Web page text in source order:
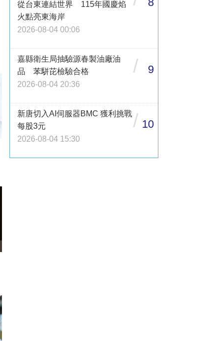
從台東連結世界 115年國慶焰
火點亮東海岸
2026-08-04 00:06
嘉縣衛生局抽驗源春製油廠油
品 苯駢芘檢驗合格
2026-08-04 20:36
/ 9
新唐切入AI伺服器BMC 獲利挑戰
每股3元
2026-08-04 15:30
/ 10